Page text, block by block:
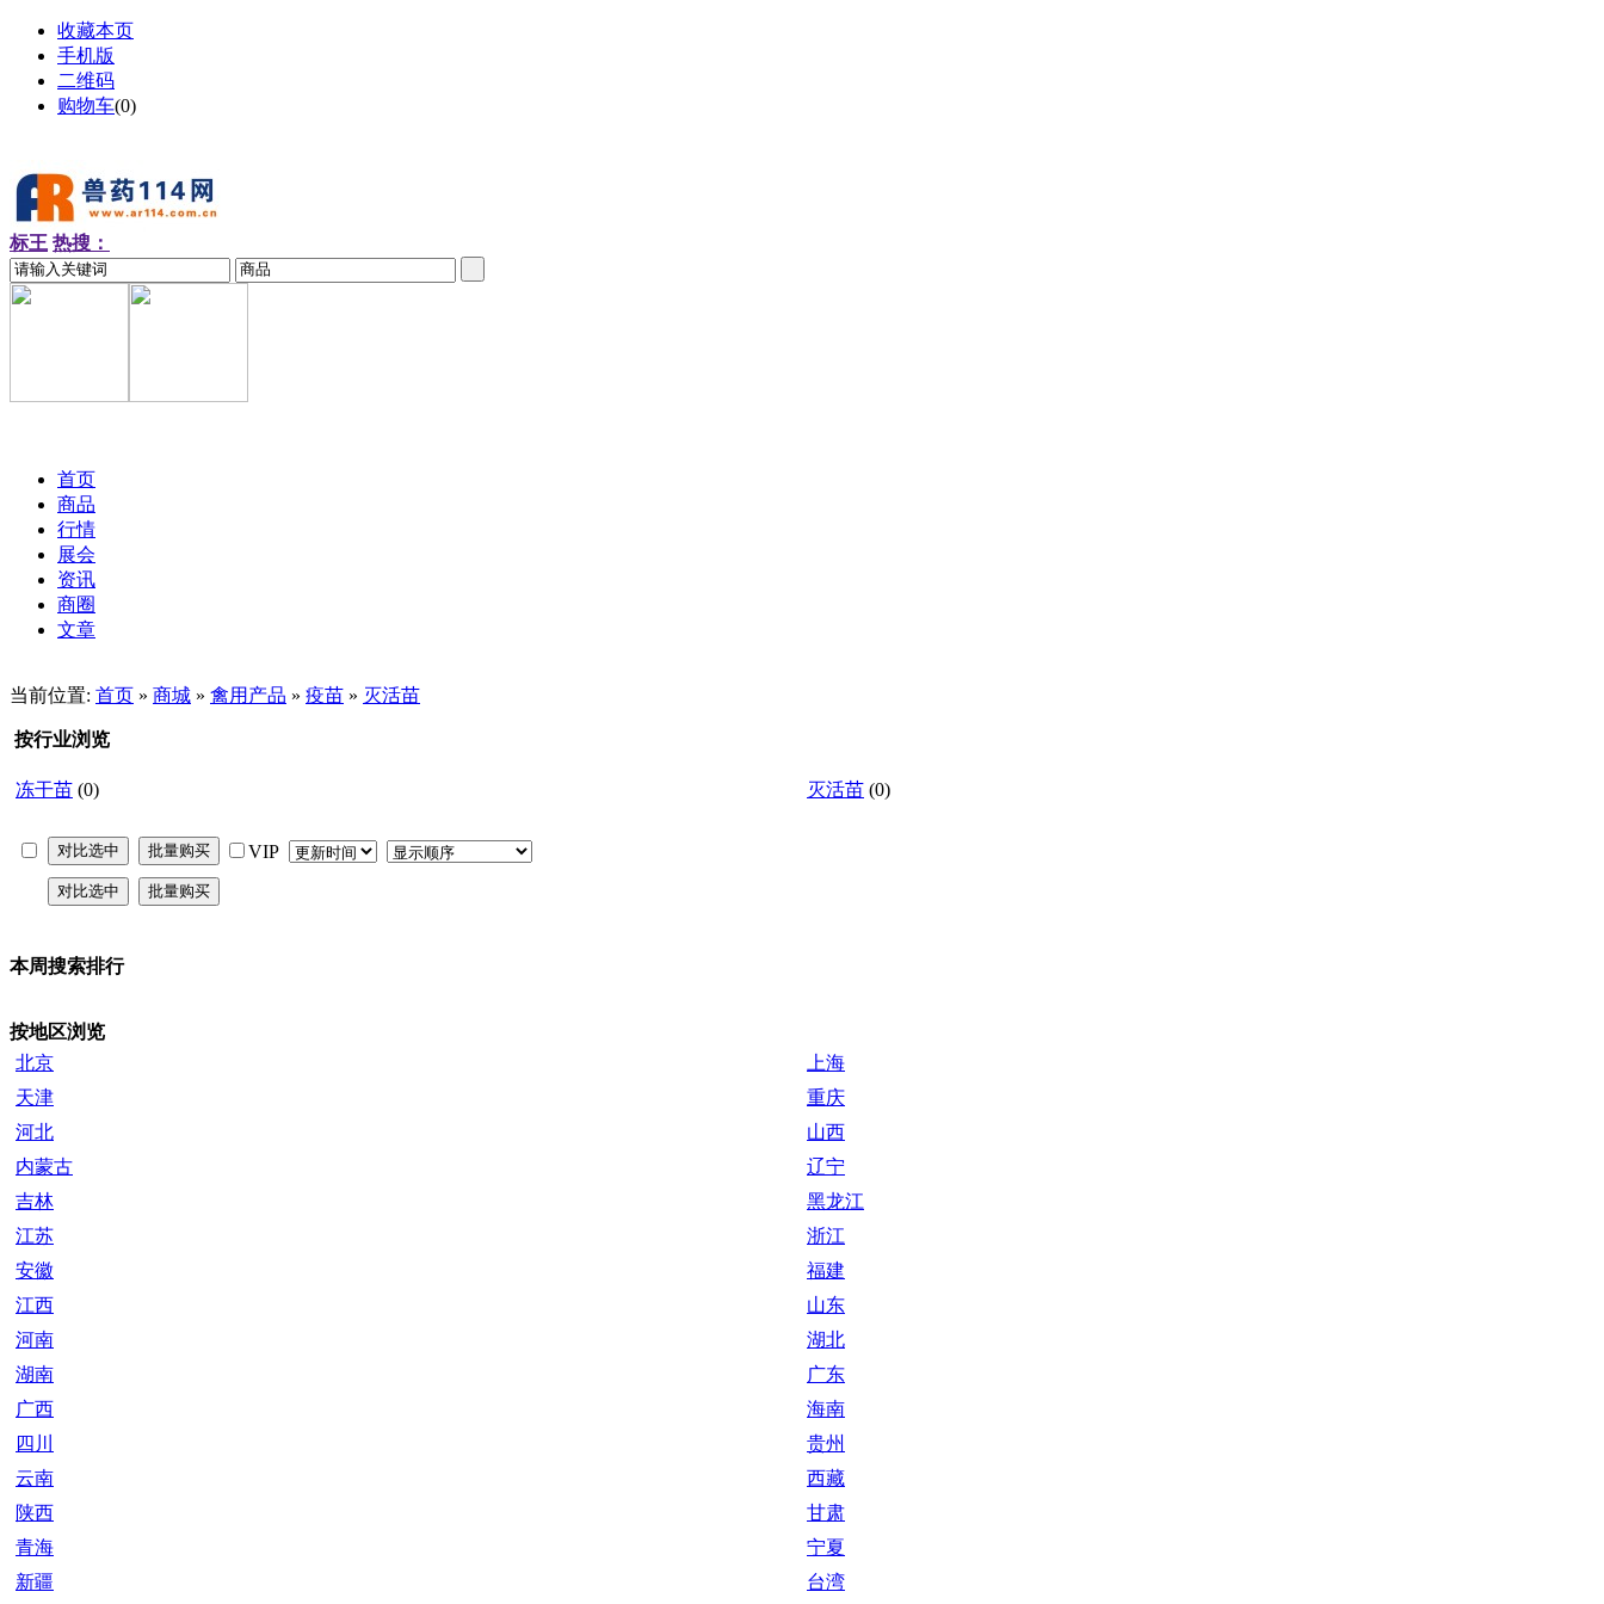
收藏本页
手机版
二维码
购物车(0)
标王 热搜：
首页
商品
行情
展会
资讯
商圈
文章
当前位置: 首页 » 商城 » 禽用产品 » 疫苗 » 灭活苗
按行业浏览
冻干苗 (0) 灭活苗 (0)
VIP
本周搜索排行
按地区浏览
北京
上海
天津
重庆
河北
山西
内蒙古
辽宁
吉林
黑龙江
江苏
浙江
安徽
福建
江西
山东
河南
湖北
湖南
广东
广西
海南
四川
贵州
云南
西藏
陕西
甘肃
青海
宁夏
新疆
台湾